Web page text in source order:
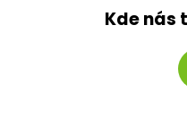
Kde nás